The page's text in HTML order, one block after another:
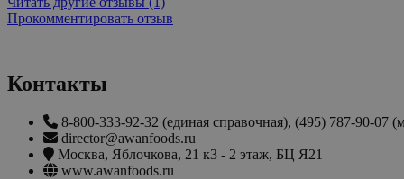
Прокомментировать отзыв
Контакты
8-800-333-92-32 (единая справочная), (495) 787-90-07
director@awanfoods.ru
Москва,
Яблочкова, 21 к3 - 2 этаж, БЦ Я21
www.awanfoods.ru